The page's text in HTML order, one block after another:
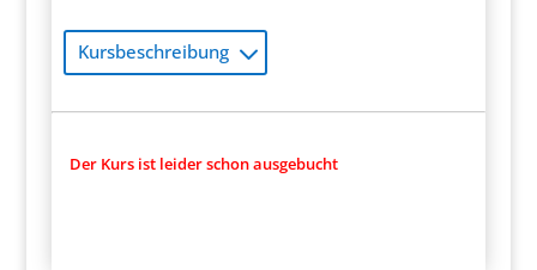
Kursbeschreibung
Der Kurs ist leider schon ausgebucht